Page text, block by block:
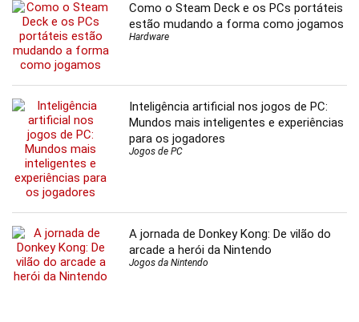
Como o Steam Deck e os PCs portáteis
estão mudando a forma como jogamos
Hardware
Inteligência artificial nos jogos de PC:
Mundos mais inteligentes e experiências
para os jogadores
Jogos de PC
A jornada de Donkey Kong: De vilão do
arcade a herói da Nintendo
Jogos da Nintendo